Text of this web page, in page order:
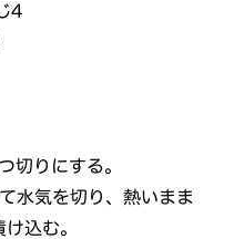
4
切りにする。
水気を切り、熱いまま
込む。